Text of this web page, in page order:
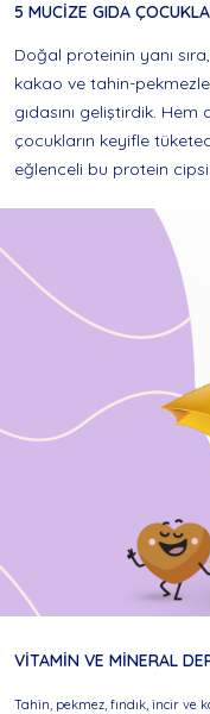
5 MUCİZE GIDA
Doğal proteinin yanı sıra,
kakao ve tahin-
gıdasını geliştirdik.
çocukların keyifle
eğlenceli bu protein
VİTAMİN VE MİNERAL
Tahin, pekmez, fındık, incir